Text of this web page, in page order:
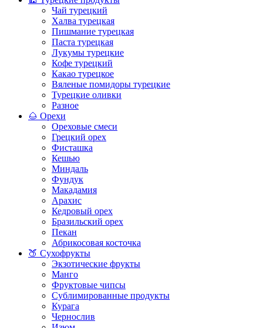
Чай турецкий
Халва турецкая
Пишмание турецкая
Паста турецкая
Лукумы турецкие
Кофе турецкий
Какао турецкое
Вяленые помидоры турецкие
Турецкие оливки
Разное
🌰 Орехи
Ореховые смеси
Грецкий орех
Фисташка
Кешью
Миндаль
Фундук
Макадамия
Арахис
Кедровый орех
Бразильский орех
Пекан
Абрикосовая косточка
🍑 Сухофрукты
Экзотические фрукты
Манго
Фруктовые чипсы
Сублимированные продукты
Курага
Чернослив